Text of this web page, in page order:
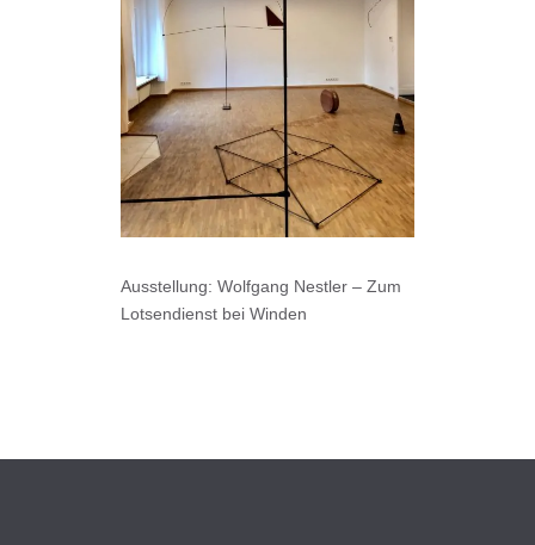
Ausstellung: Wolfgang Nestler – Zum
Lotsendienst bei Winden